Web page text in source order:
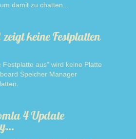
damit zu chatten...
keine Festplatten
Festplatte aus" wird keine Platte
Speicher Manager
4 Update